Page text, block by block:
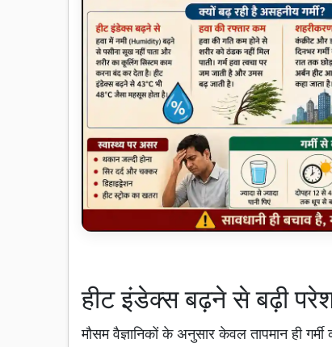
हीट इंडेक्स बढ़ने से बढ़ी
मौसम वैज्ञानिकों के अनुसार केवल तापमान ही